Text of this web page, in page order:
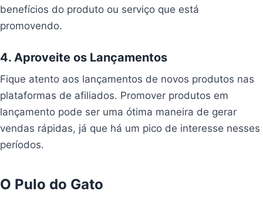
benefícios do produto ou serviço que está
promovendo.
4. Aproveite os Lançamentos
Fique atento aos lançamentos de novos produtos nas
plataformas de afiliados. Promover produtos em
lançamento pode ser uma ótima maneira de gerar
vendas rápidas, já que há um pico de interesse nesses
períodos.
O Pulo do Gato